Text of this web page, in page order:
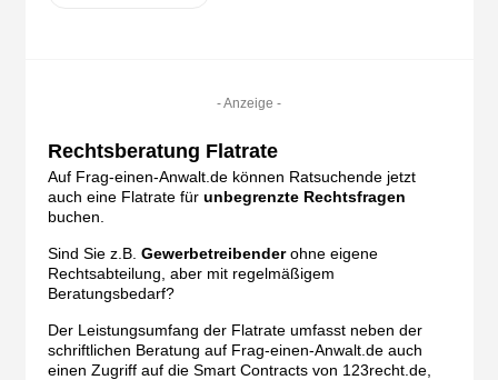
- Anzeige -
Rechtsberatung Flatrate
Auf Frag-einen-Anwalt.de können Ratsuchende jetzt
auch eine Flatrate für unbegrenzte Rechtsfragen
buchen.
Sind Sie z.B. Gewerbetreibenderohne eigene
Rechtsabteilung, aber mit regelmäßigem
Beratungsbedarf?
Der Leistungsumfang der Flatrate umfasst neben der
schriftlichen Beratung auf Frag-einen-Anwalt.de auch
einen Zugriff auf die Smart Contracts von 123recht.de,